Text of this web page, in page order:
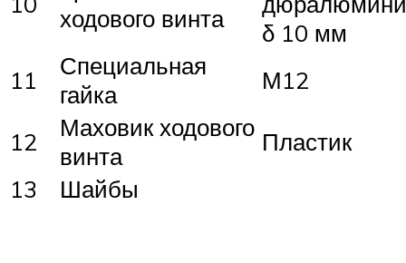
ходового винта
δ 10 мм
11
Специальная
гайка
М12
12
Маховик ходового
винта
Пластик
13
Шайбы